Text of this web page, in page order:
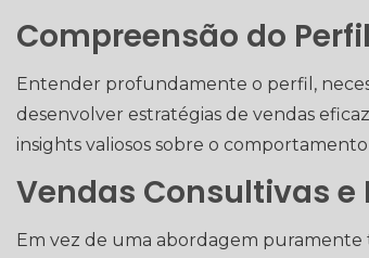
Compreensão do
Entender profundamente o perfil,
desenvolver estratégias de vendas
insights valiosos sobre o
Vendas Consultivas e
Em vez de uma abordagem puramente